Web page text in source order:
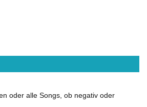
oder alle Songs, ob negativ oder